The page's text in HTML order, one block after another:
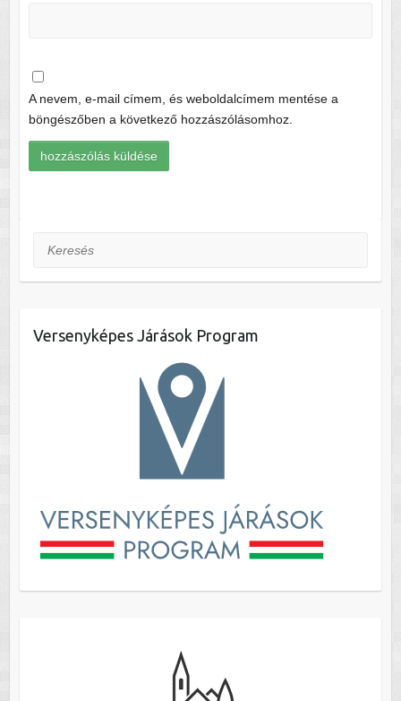
A nevem, e-mail címem, és weboldalcímem mentése a
böngészőben a következő hozzászólásomhoz.
Keresés
Versenyképes Járások Program